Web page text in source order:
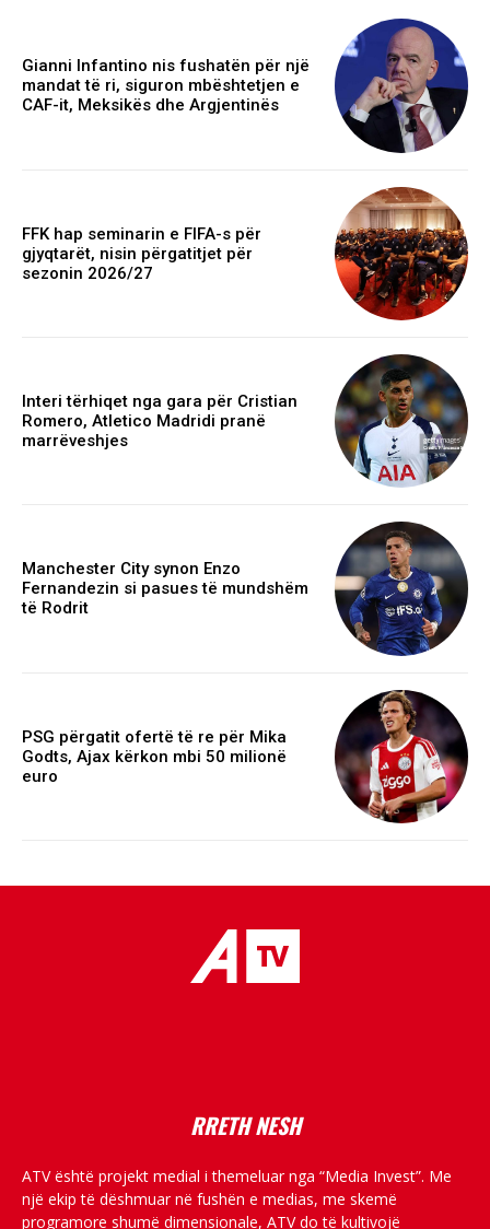
Gianni Infantino nis fushatën për një
mandat të ri, siguron mbështetjen e
CAF-it, Meksikës dhe Argjentinës
FFK hap seminarin e FIFA-s për
gjyqtarët, nisin përgatitjet për
sezonin 2026/27
Interi tërhiqet nga gara për Cristian
Romero, Atletico Madridi pranë
marrëveshjes
Manchester City synon Enzo
Fernandezin si pasues të mundshëm
të Rodrit
PSG përgatit ofertë të re për Mika
Godts, Ajax kërkon mbi 50 milionë
euro
RRETH NESH
ATV është projekt medial i themeluar nga “Media Invest”. Me
një ekip të dëshmuar në fushën e medias, me skemë
programore shumë dimensionale, ATV do të kultivojë